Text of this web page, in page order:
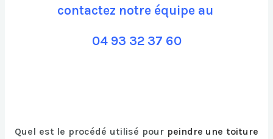
contactez notre équipe au
04 93 32 37 60
Quel est le procédé utilisé pourpeindre une toiture